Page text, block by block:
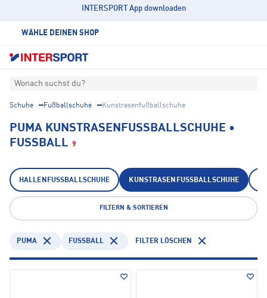
INTERSPORT App downloaden
WÄHLE DEINEN SHOP
Wonach suchst du?
Schuhe Fußballschuhe Kunstrasenfußballschuhe
PUMA KUNSTRASENFUSSBALLSCHUHE • F
USSBALL
9
HALLENFUSSBALLSCHUHE KUNSTRASENFUSSBALLSCHUHE
FILTERN & SORTIEREN
PUMA FUSSBALL FILTER LÖSCHEN